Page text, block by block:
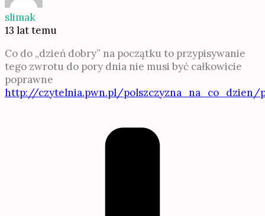
slimak
13 lat temu
Co do „dzień dobry” na początku to przypisywanie
tego zwrotu do pory dnia nie musi być całkowicie
poprawne
http://czytelnia.pwn.pl/polszczyzna_na_co_dzien/